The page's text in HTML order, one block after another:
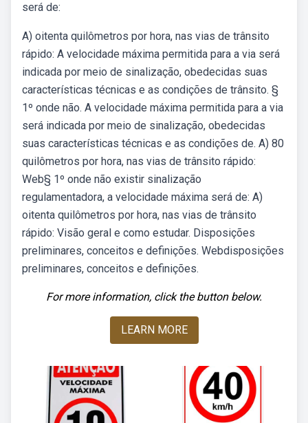
será de:
A) oitenta quilômetros por hora, nas vias de trânsito
rápido: A velocidade máxima permitida para a via será
indicada por meio de sinalização, obedecidas suas
características técnicas e as condições de trânsito. §
1º onde não. A velocidade máxima permitida para a via
será indicada por meio de sinalização, obedecidas
suas características técnicas e as condições de. A) 80
quilômetros por hora, nas vias de trânsito rápido:
Web§ 1º onde não existir sinalização
regulamentadora, a velocidade máxima será de: A)
oitenta quilômetros por hora, nas vias de trânsito
rápido: Visão geral e como estudar. Disposições
preliminares, conceitos e definições. Webdisposições
preliminares, conceitos e definições.
For more information, click the button below.
LEARN MORE